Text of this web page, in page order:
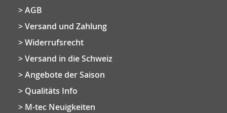
AGB
Versand und Zahlung
Widerrufsrecht
Versand in die Schweiz
Angebote der Saison
Qualitäts Info
M-tec Neuigkeiten